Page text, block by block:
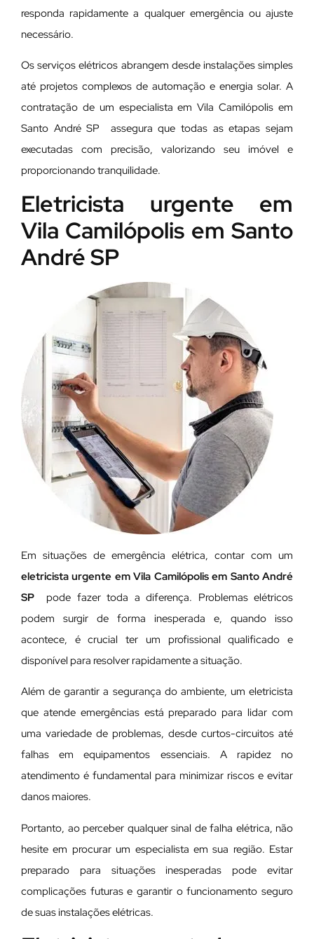
responda rapidamente a qualquer emergência ou ajuste
necessário.
Os serviços elétricos abrangem desde instalações simples
até projetos complexos de automação e energia solar. A
contratação de um especialista em Vila Camilópolis em
Santo André SP assegura que todas as etapas sejam
executadas com precisão, valorizando seu imóvel e
proporcionando tranquilidade.
Eletricista urgente em
Vila Camilópolis em Santo
André SP
Em situações de emergência elétrica, contar com um
eletricista urgente em Vila Camilópolis em Santo André
SP
pode fazer toda a diferença. Problemas elétricos
podem surgir de forma inesperada e, quando isso
acontece, é crucial ter um profissional qualificado e
disponível para resolver rapidamente a situação.
Além de garantir a segurança do ambiente, um eletricista
que atende emergências está preparado para lidar com
uma variedade de problemas, desde curtos-circuitos até
falhas em equipamentos essenciais. A rapidez no
atendimento é fundamental para minimizar riscos e evitar
danos maiores.
Portanto, ao perceber qualquer sinal de falha elétrica, não
hesite em procurar um especialista em sua região. Estar
preparado para situações inesperadas pode evitar
complicações futuras e garantir o funcionamento seguro
de suas instalações elétricas.